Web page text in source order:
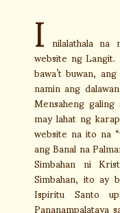
I nilalathala
website ng
bawa’t buwan,
namin ang
Mensaheng
may lahat ng
website na ito na
ang Banal na
Simbahan ni
Simbahan, ito ay
Ispiritu Santo